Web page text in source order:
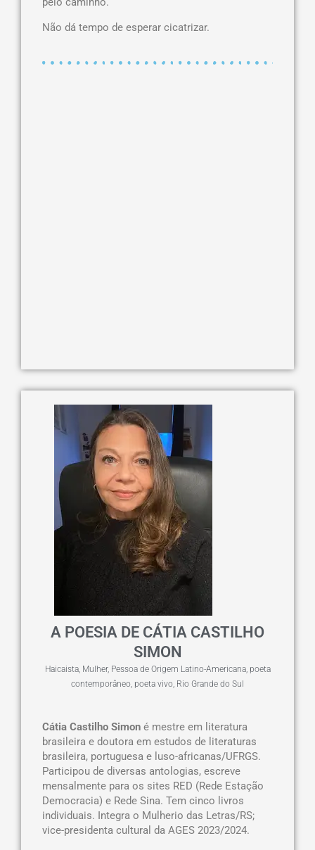
Não dá tempo de esperar cicatrizar.
A POESIA DE CÁTIA CASTILHO
SIMON
Haicaista, Mulher, Pessoa de Origem Latino-Americana, poeta
contemporâneo, poeta vivo, Rio Grande do Sul
Cátia Castilho Simon é mestre em literatura
brasileira e doutora em estudos de literaturas
brasileira, portuguesa e luso-africanas/UFRGS.
Participou de diversas antologias, escreve
mensalmente para os sites RED (Rede Estação
Democracia) e Rede Sina. Tem cinco livros
individuais. Integra o Mulherio das Letras/RS;
vice-presidenta cultural da AGES 2023/2024.